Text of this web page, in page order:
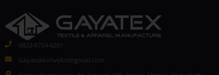
0822-9724-6201
Gayatexkonveksi@gmail.com